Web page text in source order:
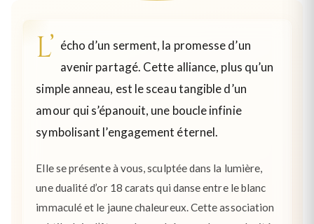
L’ écho d’un serment, la promesse d’un
avenir partagé. Cette alliance, plus qu’un
simple anneau, est le sceau tangible d’un
amour qui s’épanouit, une boucle infinie
symbolisant l’engagement éternel.
Elle se présente à vous, sculptée dans la lumière,
une dualité d’or 18 carats qui danse entre le blanc
immaculé et le jaune chaleureux. Cette association